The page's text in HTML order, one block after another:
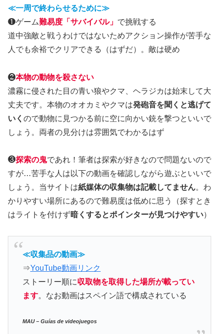
≪一周で終わらせるために≫
❶ゲーム難易度「サバイバル」 で挑戦する
道中強敵と戦うわけではないためアクション操作が苦手な
人でも余裕でクリアできる（はずだ）。敵は硬め
❷本物の動物を殺さない
濃霧に侵された目の青い狼やクマ、ヘラジカは始末して大
丈夫です。本物のオオカミやクマは発砲音を聞くと逃げて
いく ので動物に見つかる前に空に向かい銃を撃つといいで
しょう。両者の見分けは雰囲気でわかるはず
❸探索の鬼であれ！筆者は探索が好きなので問題ないので
すが…苦手な人は以下の動画を確認しながら遊ぶといいで
しょう。当サイトは紙媒体の収集物は記載してません。わ
かりやすい場所にあるので難易度は低めに思う（探すとき
はライトを付けず暗くするとポインターが見つけやすい）
≪収集品の動画≫
⇒YouTube動画リンク
ストーリー順に収取物を取得した場所が載ってい
ます。なお動画はスペイン語で構成されている
MAU – Guías de videojuegos